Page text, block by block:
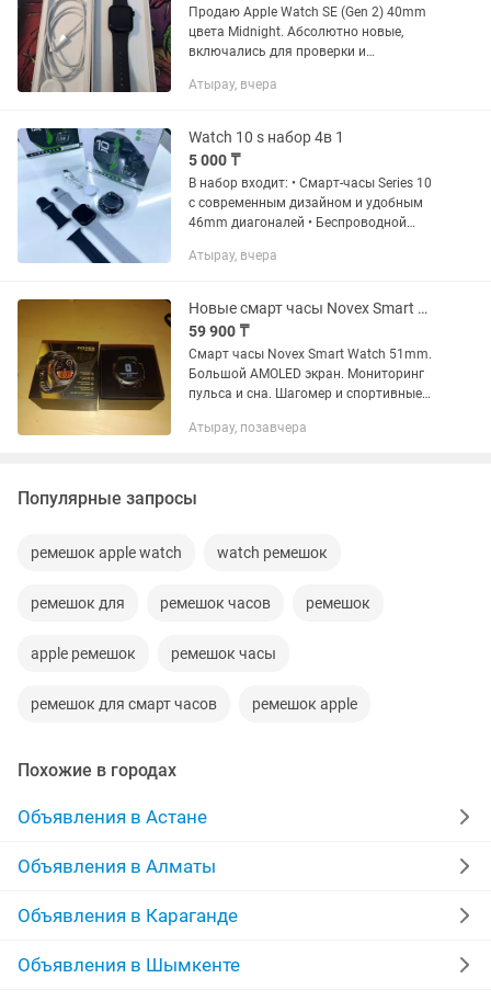
Продаю Apple Watch SE (Gen 2) 40mm
цвета Midnight. Абсолютно новые,
включались для проверки и
эксплуатировались. Часы идут с
Атырау, вчера
Watch 10 s набор 4в 1
5 000 ₸
В набор входит: • Смарт-часы Series 10
с современным дизайном и удобным
46mm диагоналей • Беспроводной
часов для удобной зарядки и ношения.
Атырау, вчера
Новые смарт часы Novex Smart Watch 51mm AMOLED
59 900 ₸
Смарт часы Novex Smart Watch 51mm.
Большой AMOLED экран. Мониторинг
пульса и сна. Шагомер и спортивные
Влагозащита. Состояние: новые, в
Атырау, позавчера
Популярные запросы
ремешок apple watch watch ремешок
ремешок для ремешок часов ремешок
apple ремешок ремешок часы
ремешок для смарт часов ремешок apple
Похожие в городах
Объявления в Астане
Объявления в Алматы
Объявления в Караганде
Объявления в Шымкенте